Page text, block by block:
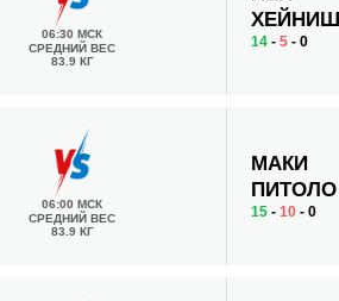
06:30 МСК
СРЕДНИЙ ВЕС
83.9 КГ
14 -5 - 0
06:00 МСК
СРЕДНИЙ ВЕС
83.9 КГ
МАКИ
ПИТОЛО
15 -10 - 0